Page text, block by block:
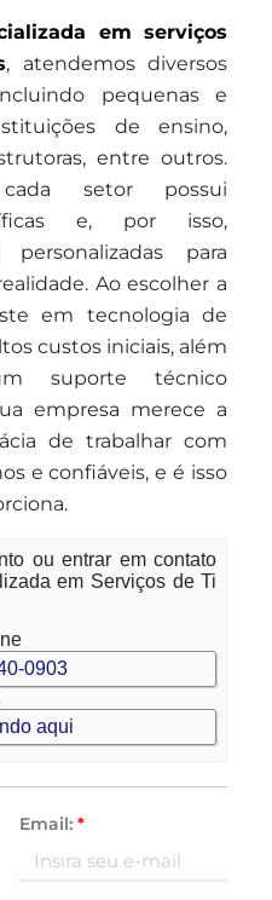
em serviços
, atendemos diversos
pequenas e
de ensino,
entre outros.
setor possui
e, por isso,
personalizadas para
Ao escolher a
em tecnologia de
custos iniciais, além
suporte técnico
empresa merece a
de trabalhar com
e confiáveis, e é isso
ou entrar em contato
em Serviços de Ti
0903
aqui
Email: *